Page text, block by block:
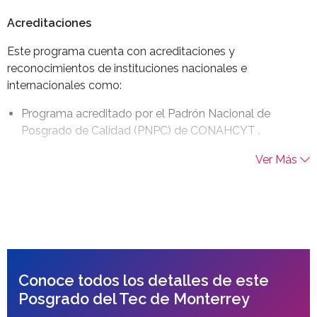
Acreditaciones
Este programa cuenta con acreditaciones y
reconocimientos de instituciones nacionales e
internacionales como:
Programa acreditado por el Padrón Nacional de
Posgrado de Calidad (PNPC) de CONAHCYT .
Comisión de Universidades de la Asociación de
para otorgar títulos profesionales y grados
académicos de maestría y doctorado. Contacta a la
Comisión de Universidades en la dirección 1866
Ver Más
Conoce todos los detalles de este
Posgrado del Tec de Monterrey